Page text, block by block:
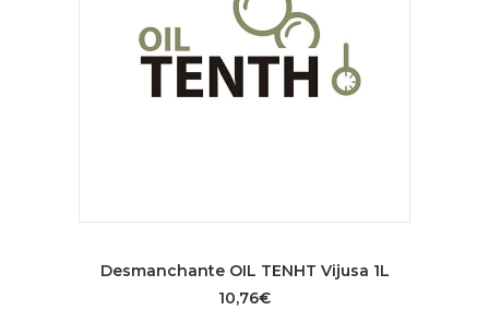
Desmanchante OIL TENHT Vijusa 1L
10,76€